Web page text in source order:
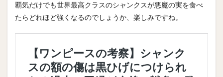
覇気だけでも世界最高クラスのシャンクスが悪魔の実を食べ
たらどれほど強くなるのでしょうか、楽しみですね。